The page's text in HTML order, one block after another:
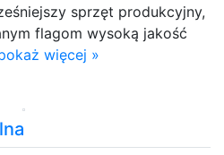
sprzęt produkcyjny,
flagom wysoką jakość
więcej »